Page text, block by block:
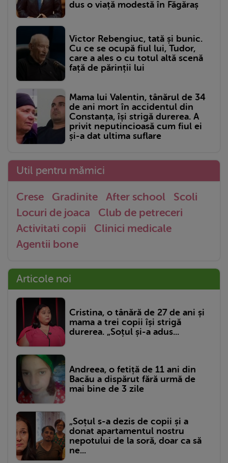
dus o viață modestă în Făgăraș
Victor Rebengiuc, tată și bunic.
Cu ce se ocupă fiul lui, Tudor,
care a ales o cu totul altă scenă
față de părinții lui
Mama lui Valentin, tânărul de 34
de ani mort în accidentul din
Constanța, își strigă durerea. A
privit neputincioasă cum fiul ei
și-a dat ultima suflare
Util pentru mămici
Crese Gradinite After school
Scoli
Locuri de joaca
Club de petreceri
Activitati copii
Clinici medicale
Agentii bone
Articole noi
Cristina, o tânără de 27 de ani și
mama a trei copii își strigă
durerea. „Soțul și-a adus...
Andreea, o fetiță de 11 ani din
Bacău a dispărut fără urmă de
mai bine de 3 zile
„Soțul s-a dezis de copii și a
donat apartamentul nostru
nepotului de la soră, doar ca să
ne...